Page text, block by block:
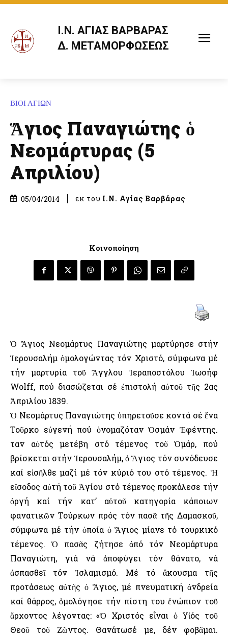
Ι.Ν. ΑΓΙΑΣ ΒΑΡΒΑΡΑΣ
Δ. ΜΕΤΑΜΟΡΦΩΣΕΩΣ
ΒΙΟΙ ΑΓΙΩΝ
Ἅγιος Παναγιώτης ὁ
Νεομάρτυρας (5
Απριλίου)
05/04/2014 εκ του Ι.Ν. Αγίας Βαρβάρας
Κοινοποίηση
Ὁ Ἅγιος Νεομάρτυς Παναγιώτης μαρτύρησε στήν
Ἱερουσαλήμ ὁμολογώντας τόν Χριστό, σύμφωνα μέ
τήν μαρτυρία τοῦ Ἄγγλου Ἱεραποστόλου Ἰωσήφ
Wolff, πού διασώζεται σέ ἐπιστολή αὐτοῦ τῆς 2ας
Ἀπριλίου 1839.
Ὁ Νεομάρτυς Παναγιώτης ὑπηρετοῦσε κοντά σέ ἕνα
Τοῦρκο εὐγενή πού ὀνομαζόταν Ὀσμάν Ἐφέντης.
Ὅταν αὐτός μετέβη στό τέμενος τοῦ Ὀμάρ, πού
βρίσκεται στήν Ἱερουσαλήμ, ὁ Ἅγιος τόν συνόδευσε
καί εἰσῆλθε μαζί μέ τόν κύριό του στό τέμενος. Ἡ
εἴσοδος αὐτή τοῦ Ἁγίου στό τέμενος προκάλεσε τήν
ὀργή καί τήν κατ’ αὐτοῦ κατηγορία κάποιων
φανατικῶν Τούρκων πρός τόν πασᾶ τῆς Δαμασκοῦ,
σύμφωνα μέ τήν ὁποία ὁ Ἅγιος μίανε τό τουρκικό
τέμενος. Ὁ πασᾶς ζήτησε ἀπό τόν Νεομάρτυρα
Παναγιώτη, γιά νά ἀποφύγει τόν θάνατο, νά
ἀσπασθεῖ τόν Ἰσλαμισμό. Μέ τό ἄκουσμα τῆς
προτάσεως αὐτῆς ὁ Ἅγιος, μέ πνευματική ἀνδρεία
καί θάρρος, ὁμολόγησε τήν πίστη του ἐνώπιον τοῦ
ἄρχοντος λέγοντας: «Ὁ Χριστός εἶναι ὁ Υἱός τοῦ
Θεοῦ τοῦ Ζῶντος. Θανάτωσέ με, δέν φοβᾶμαι.